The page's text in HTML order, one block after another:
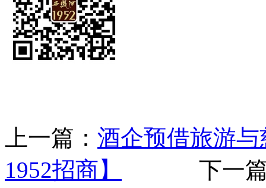
上一篇： 酒企预借旅游
1952招商】
下一篇